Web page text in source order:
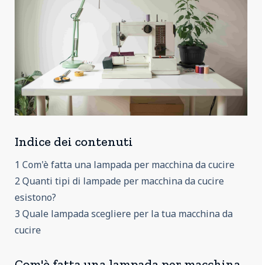
Indice dei contenuti
1 Com'è fatta una lampada per macchina da cucire
2 Quanti tipi di lampade per macchina da cucire
esistono?
3 Quale lampada scegliere per la tua macchina da
cucire